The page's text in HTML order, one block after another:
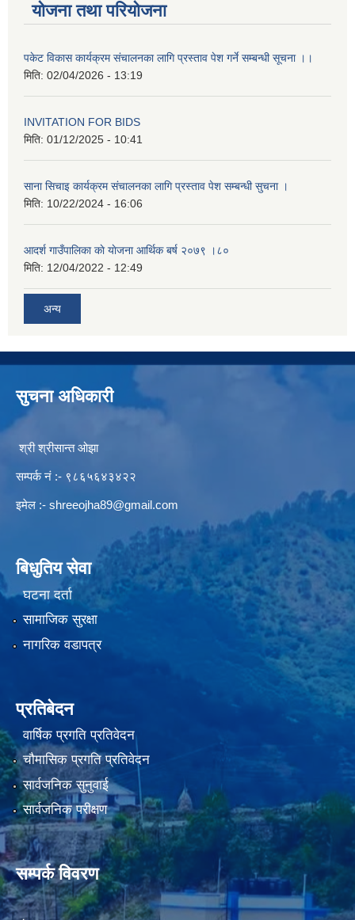
योजना तथा परियोजना
पकेट विकास कार्यक्रम संचालनका लागि प्रस्ताव पेश गर्ने सम्बन्धी सूचना ।।
मिति: 02/04/2026 - 13:19
INVITATION FOR BIDS
मिति: 01/12/2025 - 10:41
साना सिचाइ कार्यक्रम संचालनका लागि प्रस्ताव पेश सम्बन्धी सुचना ।
मिति: 10/22/2024 - 16:06
आदर्श गाउँपालिका काे याेजना आर्थिक बर्ष २०७९ ।८०
मिति: 12/04/2022 - 12:49
अन्य
सुचना अधिकारी
श्री श्रीसान्त ओझा
सम्पर्क नं :- ९८६५६४३४२२
इमेल :- shreeojha89@gmail.com
बिधुतिय सेवा
घटना दर्ता
सामाजिक सुरक्षा
नागरिक वडापत्र
प्रतिबेदन
वार्षिक प्रगति प्रतिवेदन
चौमासिक प्रगति प्रतिवेदन
सार्वजनिक सुनुवाई
सार्वजनिक परीक्षण
सम्पर्क विवरण